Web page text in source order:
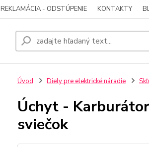
REKLAMÁCIA - ODSTÚPENIE KONTAKTY
Úvod Diely pre elektrické náradie
Úchyt -
sviečok